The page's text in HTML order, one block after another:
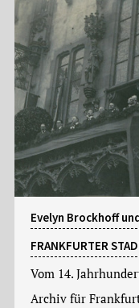
Evelyn Brockhoff
FRANKFURTER
Vom 14.
Archiv für